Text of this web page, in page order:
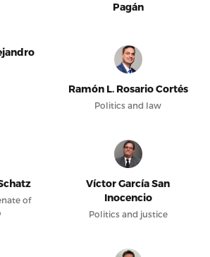
Pagán
Ramón L. Rosario Cortés
Politics and law
of
Víctor García San
Inocencio
Politics and justice